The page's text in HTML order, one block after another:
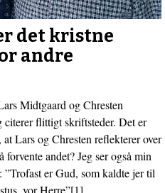
det kristne
andre
Midtgaard og Chresten
flittigt skriftsteder. Det er
Lars og Chresten reflekterer over
andet? Jeg ser også min
er Gud, som kaldte jer til
vor Herre”[1].